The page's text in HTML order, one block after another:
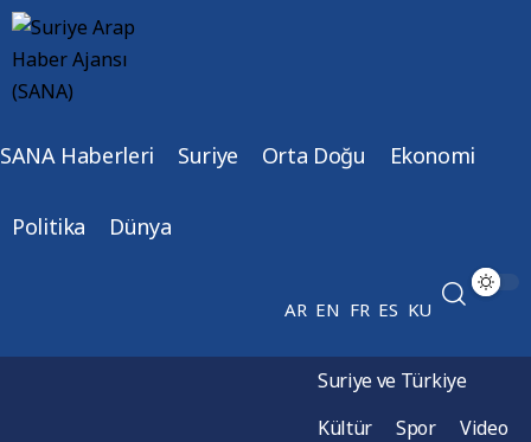
SANA Haberleri Suriye Orta Doğu Ekonomi
Politika Dünya
AR EN FR ES KU
Suriye ve Türkiye
Kültür
Spor
Video